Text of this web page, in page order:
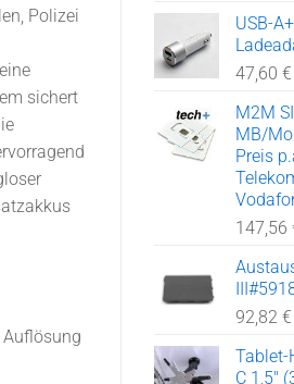
USB-
47,60 €
M2M
MB/
Preis
147,56
92,82 €
Tablet-
C 1,5"
Navi-Pad mt Tablethalterung
Navi-Pad III
Vertikal mit
Navi-
Ansicht
Rechts
Polizei
sichert